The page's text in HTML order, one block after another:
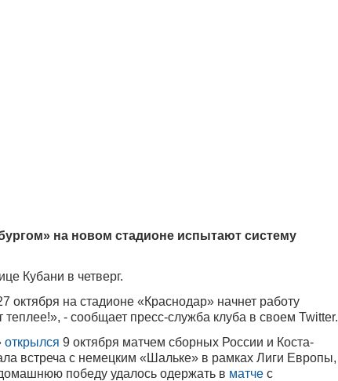
на новом стадионе испытают систему
Кубани в четверг.
на стадионе «Краснодар» начнет работу
- сообщает пресс-служба клуба в своем Twitter.
открылся 9 октября матчем сборных России и Коста-
встреча с немецким «Шальке» в рамках Лиги Европы,
победу удалось одержать в матче с